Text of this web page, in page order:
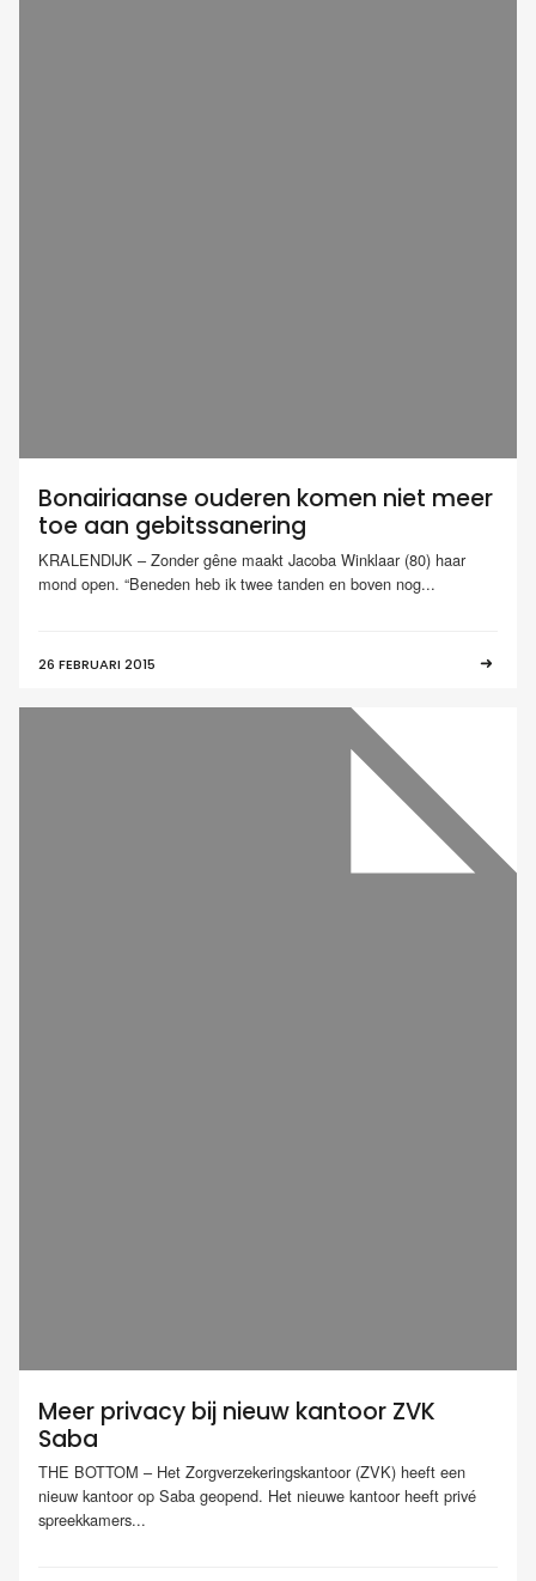
Bonairiaanse ouderen komen niet meer
toe aan gebitssanering
KRALENDIJK – Zonder gêne maakt Jacoba Winklaar (80) haar
mond open. “Beneden heb ik twee tanden en boven nog...
26 FEBRUARI 2015
Meer privacy bij nieuw kantoor ZVK
Saba
THE BOTTOM – Het Zorgverzekeringskantoor (ZVK) heeft een
nieuw kantoor op Saba geopend. Het nieuwe kantoor heeft privé
spreekkamers...